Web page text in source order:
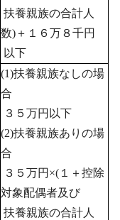
扶養親族の合計人
数)＋１６万８千円
以下
(1)扶養親族なしの場
合
３５万円以下
(2)扶養親族ありの場
合
３５ 万円×(１＋控除
対象配偶者及び
扶養親族の合計人